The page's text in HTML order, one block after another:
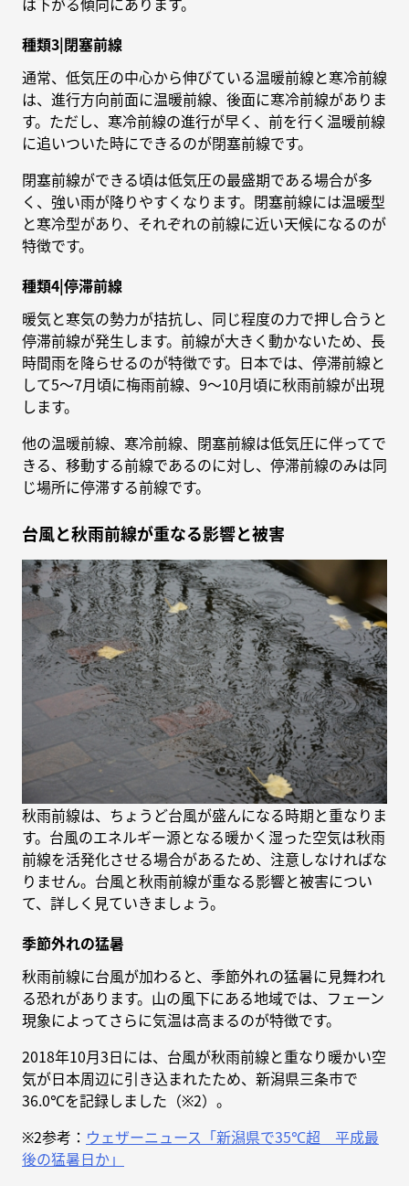
種類3|閉塞前線
通常、低気圧の中心から伸びている温暖前線と寒冷前線
は、進行方向前面に温暖前線、後面に寒冷前線がありま
す。ただし、寒冷前線の進行が早く、前を行く温暖前線
に追いついた時にできるのが閉塞前線です。
閉塞前線ができる頃は低気圧の最盛期である場合が多
く、強い雨が降りやすくなります。閉塞前線には温暖型
と寒冷型があり、それぞれの前線に近い天候になるのが
特徴です。
種類4|停滞前線
暖気と寒気の勢力が拮抗し、同じ程度の力で押し合うと
停滞前線が発生します。前線が大きく動かないため、長
時間雨を降らせるのが特徴です。日本では、停滞前線と
して5〜7月頃に梅雨前線、9〜10月頃に秋雨前線が出現
します。
他の温暖前線、寒冷前線、閉塞前線は低気圧に伴ってで
きる、移動する前線であるのに対し、停滞前線のみは同
じ場所に停滞する前線です。
台風と秋雨前線が重なる影響と被害
秋雨前線は、ちょうど台風が盛んになる時期と重なりま
す。台風のエネルギー源となる暖かく湿った空気は秋雨
前線を活発化させる場合があるため、注意しなければな
りません。台風と秋雨前線が重なる影響と被害につい
て、詳しく見ていきましょう。
季節外れの猛暑
秋雨前線に台風が加わると、季節外れの猛暑に見舞われ
る恐れがあります。山の風下にある地域では、フェーン
現象によってさらに気温は高まるのが特徴です。
2018年10月3日には、台風が秋雨前線と重なり暖かい空
気が日本周辺に引き込まれたため、新潟県三条市で
36.0℃を記録しました（※2）。
※2参考： ウェザーニュース「新潟県で35℃超 平成最
後の猛暑日か」